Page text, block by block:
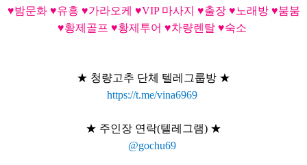
♥밤문화 ♥유흥 ♥가라오케 ♥VIP 마사지 ♥출장 ♥노래방 ♥붐붐
♥황제골프 ♥황제투어 ♥차량렌탈 ♥숙소
★ 청량고추 단체 텔레그룹방 ★
https://t.me/vina6969
★ 주인장 연락(텔레그램) ★
@gochu69